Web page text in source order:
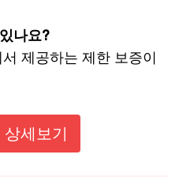
나요?
제공하는 제한 보증이
세보기